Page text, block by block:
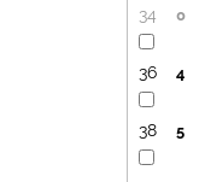
34 0
36 4
38 5